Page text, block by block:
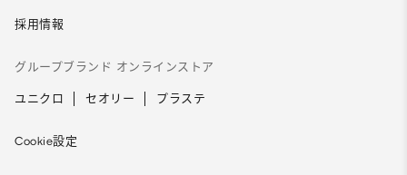
採用情報
グループブランド オンラインストア
ユニクロ セオリー プラステ
Cookie設定